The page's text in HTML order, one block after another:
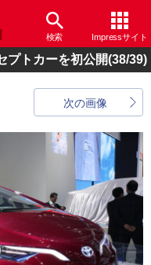
検索 Impressサイト
プトカーを初公開(38/39)
次の画像